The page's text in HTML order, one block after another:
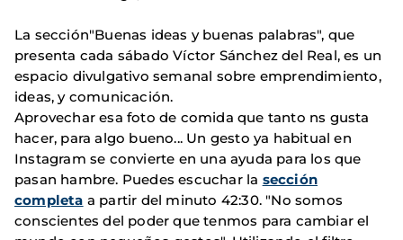
La sección"Buenas ideas y buenas palabras", que
presenta cada sábado Víctor Sánchez del Real, es un
espacio divulgativo semanal sobre emprendimiento,
ideas, y comunicación.
Aprovechar esa foto de comida que tanto ns gusta
hacer, para algo bueno... Un gesto ya habitual en
Instagram se convierte en una ayuda para los que
pasan hambre. Puedes escuchar la sección
completa a partir del minuto 42:30. "No somos
conscientes del poder que tenmos para cambiar el